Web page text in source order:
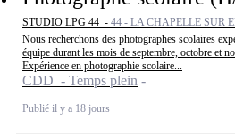
STUDIO LPG 44 - 44 - LA CHAPELLE SUR
Nous recherchons des photographes scolaires
équipe durant les mois de septembre, octobre et
Expérience en photographie scolaire...
CDD - Temps plein
Publié il y a 18 jours